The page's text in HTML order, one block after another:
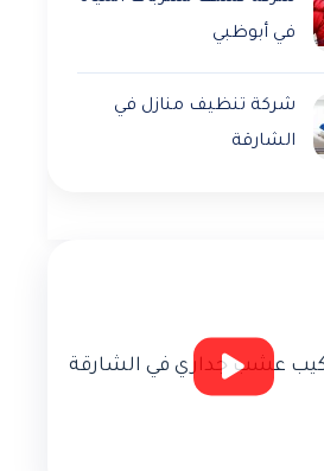
في أبوظبي
شركة تنظيف منازل في
الشارقة